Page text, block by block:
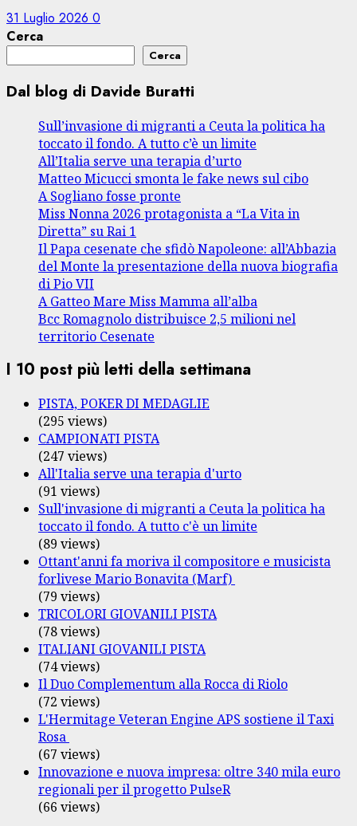
31 Luglio 2026 0
Cerca
Cerca
Dal blog di Davide Buratti
Sull’invasione di migranti a Ceuta la politica ha
toccato il fondo. A tutto c’è un limite
All’Italia serve una terapia d’urto
Matteo Micucci smonta le fake news sul cibo
A Sogliano fosse pronte
Miss Nonna 2026 protagonista a “La Vita in
Diretta” su Rai 1
Il Papa cesenate che sfidò Napoleone: all’Abbazia
del Monte la presentazione della nuova biografia
di Pio VII
A Gatteo Mare Miss Mamma all’alba
Bcc Romagnolo distribuisce 2,5 milioni nel
territorio Cesenate
I 10 post più letti della settimana
PISTA, POKER DI MEDAGLIE
(295 views)
CAMPIONATI PISTA
(247 views)
All'Italia serve una terapia d'urto
(91 views)
Sull'invasione di migranti a Ceuta la politica ha
toccato il fondo. A tutto c'è un limite
(89 views)
Ottant'anni fa moriva il compositore e musicista
forlivese Mario Bonavita (Marf)
(79 views)
TRICOLORI GIOVANILI PISTA
(78 views)
ITALIANI GIOVANILI PISTA
(74 views)
Il Duo Complementum alla Rocca di Riolo
(72 views)
L'Hermitage Veteran Engine APS sostiene il Taxi
Rosa
(67 views)
Innovazione e nuova impresa: oltre 340 mila euro
regionali per il progetto PulseR
(66 views)